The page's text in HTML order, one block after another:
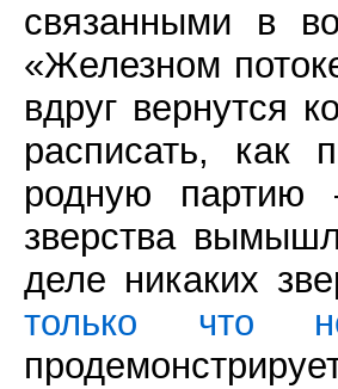
связанными в
«Железном
вдруг вернутся
расписать, как
родную
зверства
деле никаких
только что